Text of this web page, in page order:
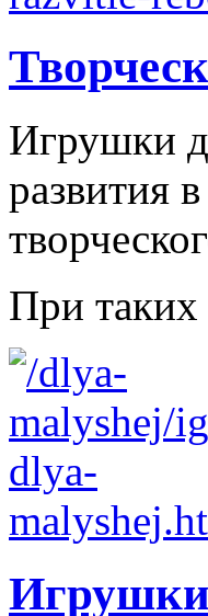
Игрушки
развития
При таких